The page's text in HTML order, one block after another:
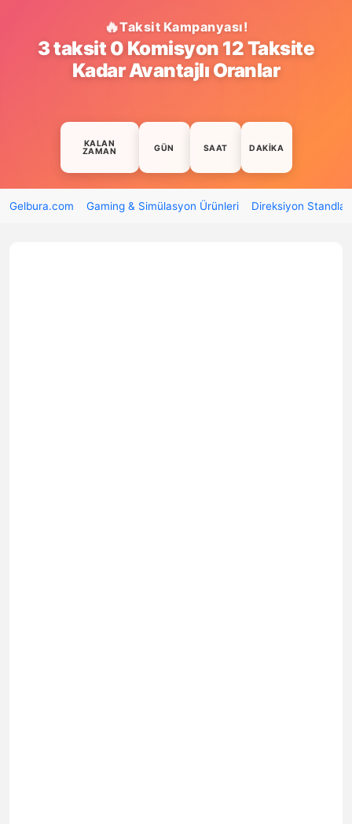
Taksit Kampanyası!
3 taksit 0 Komisyon 12 Taksite
Kadar Avantajlı Oranlar
KALAN
ZAMAN GÜN SAAT DAKIKA
Gelbura.com Gaming & Simülasyon Ürünleri Direksiyon